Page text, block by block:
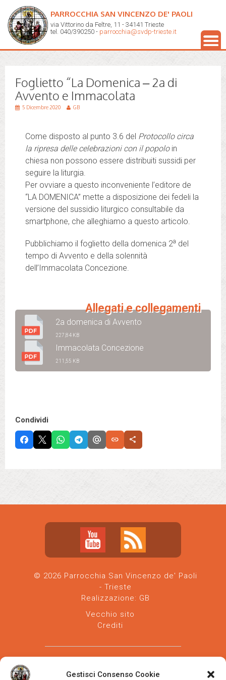
Gestisci Consenso Cookie
PARROCCHIA SAN VINCENZO DE' PAOLI
via Vittorino da Feltre, 11 - 34141 Trieste
tel. 040/390250 - parrocchia@svdp-trieste.it
Foglietto “La Domenica – 2a di
Avvento e Immacolata
5 Dicembre 2020 GB
Come disposto al punto 3.6 del Protocollo circa
la ripresa delle celebrazioni con il popolo in
chiesa non possono essere distribuiti sussidi per
seguire la liturgia.
Per ovviare a questo inconveniente l’editore de
“LA DOMENICA” mette a disposizione dei fedeli la
versione del sussidio liturgico consultabile da
smartphone, che alleghiamo a questo articolo.
Pubblichiamo il foglietto della domenica 2a del
tempo di Avvento e della solennità
dell’Immacolata Concezione.
Allegati e collegamenti
2a domenica di Avvento
227,84 KB
Immacolata Concezione
211,55 KB
Condividi
link share
© 2026 Parrocchia San Vincenzo de' Paoli
- Trieste
Realizzazione: GB
Vecchio sito
Crediti